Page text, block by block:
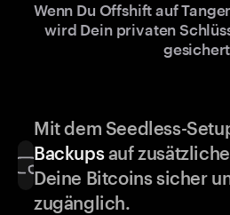
Wenn Du Offshift auf
wird Dein privaten
Mit dem Seedless-
Backupsauf
Deine Bitcoins sicher
zugänglich.